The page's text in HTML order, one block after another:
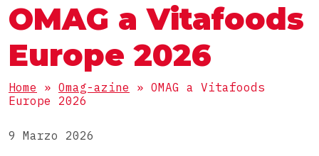
Alimentare
Farmaceutico
Cosmetico
PRODOTTI
Granulari
Densi
CONFEZIONI
Stick pack
LAVORA CON NOI
OMAG a Vitafoods
Europe 2026
Home » Omag-azine » OMAG a Vitafoods
Europe 2026
9 Marzo 2026